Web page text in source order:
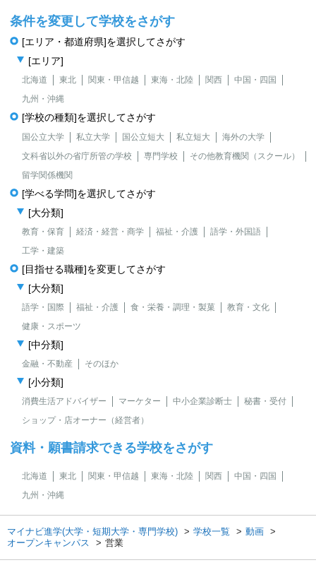
条件を変更して学校をさがす
[エリア・都道府県]を選択してさがす
[エリア]
北海道 東北 関東・甲信越 東海・北陸 関西
中国・四国
九州・沖縄
[学校の種類]を選択してさがす
国公立大学 私立大学 国公立短大 私立短大
海外の大学
文科省以外の省庁所管の学校
専門学校
その他教育機関（スクール）
留学関係機関
[学べる学問]を選択してさがす
[大分類]
教育・保育 経済・経営・商学 福祉・介護
語学・外国語
工学・建築
[目指せる職種]を変更してさがす
[大分類]
語学・国際 福祉・介護 食・栄養・調理・製菓
教育・文化
健康・スポーツ
[中分類]
金融・不動産 そのほか
[小分類]
消費生活アドバイザー マーケター 中小企業診断士
秘書・受付
ショップ・店オーナー（経営者）
資料・願書請求できる学校をさがす
北海道 東北 関東・甲信越 東海・北陸 関西
中国・四国
九州・沖縄
マイナビ進学(大学・短期大学・専門学校) 学校一覧
動画
オープンキャンパス
営業